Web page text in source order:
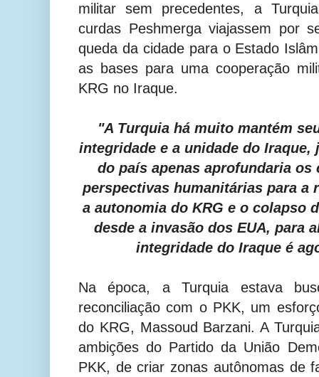
militar sem precedentes, a
curdas Peshmerga viajassem por
queda da cidade para o Estado
as bases para uma cooperação
KRG no Iraque.
"A Turquia há muito mantém
integridade e a unidade do
do país apenas aprofundaria
perspectivas humanitárias para a
a autonomia do KRG e o colapso
desde a invasão dos EUA, para
integridade do Iraque é
Na época, a Turquia estava
reconciliação com o PKK, um
do KRG, Massoud Barzani. A
ambições do Partido da União
PKK, de criar zonas autônomas de